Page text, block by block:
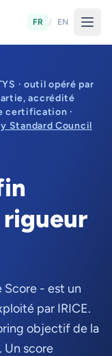
FR / EN
· outil opéré par
accrédité
certification ·
Standard Council
rigueur
Score - est un
par IRICE.
objectif de la
Un score